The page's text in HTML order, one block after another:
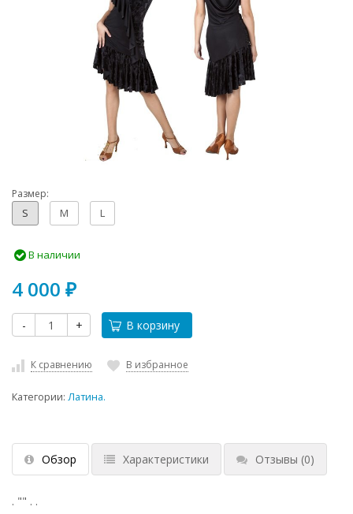
Размер:
S M L
В наличии
4 000 ₽
- + В корзину
К сравнению В избранное
Категории: Латина.
Обзор Характеристики Отзывы (0)
. "" . .